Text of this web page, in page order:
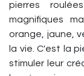
pierres
magnifiques
orange, jaune,
la vie. C'est la
stimuler leur